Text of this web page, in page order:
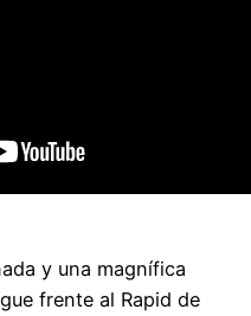
y una magnífica
frente al Rapid de